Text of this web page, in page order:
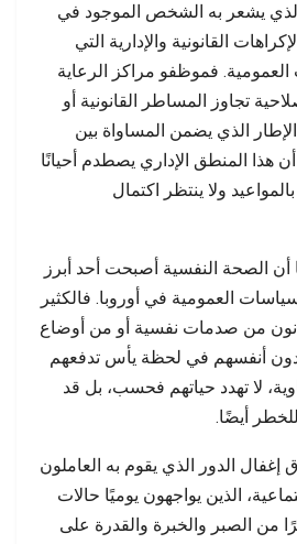
يشعر به الشخص الموجود في
القانونية والإدارية التي
فموظفو مراكز الرعاية
تجاوز المساطر القانونية أو
الذي يضمن المساواة بين
هذا المنطق الإداري يصطدم أحيانًا
ولا ينتظر اكتمال
أن الصحة النفسية أصبحت أحد أبرز
العمومية في أوروبا. فالكثير
من صدمات نفسية أو من أوضاع
أنفسهم في لحظة يأس تدفعهم
لا تهدد حياتهم فحسب، بل قد
أيضًا.
إغفال الدور الذي يقوم به العاملون
الذين يواجهون يوميًا حالات
من الصبر والخبرة والقدرة على